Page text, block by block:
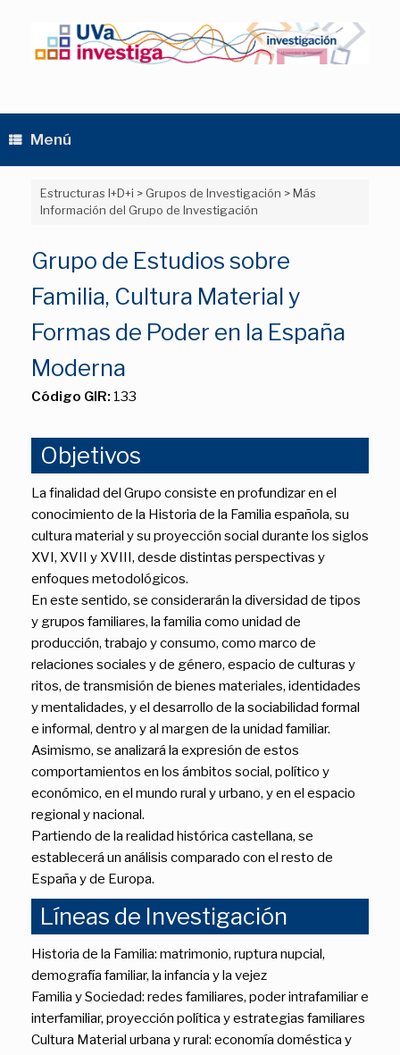
contenido
Menú
Estructuras I+D+i > Grupos de Investigación >Más
Información del Grupo de Investigación
Grupo de Estudios sobre
Familia, Cultura Material y
Formas de Poder en la España
Moderna
Código GIR: 133
Objetivos
La finalidad del Grupo consiste en profundizar en el
conocimiento de la Historia de la Familia española, su
cultura material y su proyección social durante los siglos
XVI, XVII y XVIII, desde distintas perspectivas y
enfoques metodológicos.
En este sentido, se considerarán la diversidad de tipos
y grupos familiares, la familia como unidad de
producción, trabajo y consumo, como marco de
relaciones sociales y de género, espacio de culturas y
ritos, de transmisión de bienes materiales, identidades
y mentalidades, y el desarrollo de la sociabilidad formal
e informal, dentro y al margen de la unidad familiar.
Asimismo, se analizará la expresión de estos
comportamientos en los ámbitos social, político y
económico, en el mundo rural y urbano, y en el espacio
regional y nacional.
Partiendo de la realidad histórica castellana, se
establecerá un análisis comparado con el resto de
España y de Europa.
Líneas de Investigación
Historia de la Familia: matrimonio, ruptura nupcial,
demografía familiar, la infancia y la vejez
Familia y Sociedad: redes familiares, poder intrafamiliar e
interfamiliar, proyección política y estrategias familiares
Cultura Material urbana y rural: economía doméstica y